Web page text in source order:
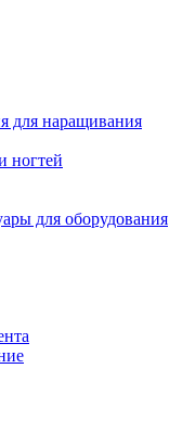
для наращивания
ногтей
для оборудования